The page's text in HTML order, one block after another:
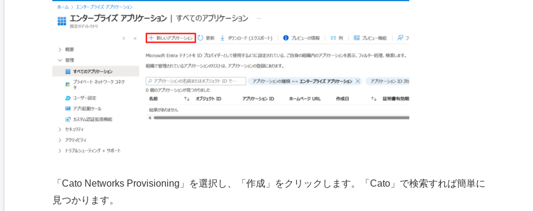
「Cato Networks Provisioning」を選択し、「作成」をクリックします。「Cato」で検索すれば簡単に
見つかります。